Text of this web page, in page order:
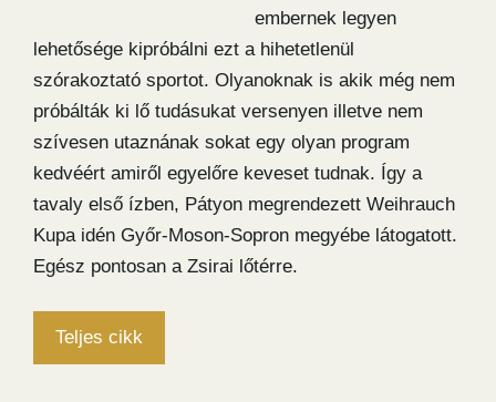
embernek legyen
lehetősége kipróbálni ezt a hihetetlenül
szórakoztató sportot. Olyanoknak is akik még nem
próbálták ki lő tudásukat versenyen illetve nem
szívesen utaznának sokat egy olyan program
kedvéért amiről egyelőre keveset tudnak. Így a
tavaly első ízben, Pátyon megrendezett Weihrauch
Kupa idén Győr-Moson-Sopron megyébe látogatott.
Egész pontosan a Zsirai lőtérre.
Teljes cikk